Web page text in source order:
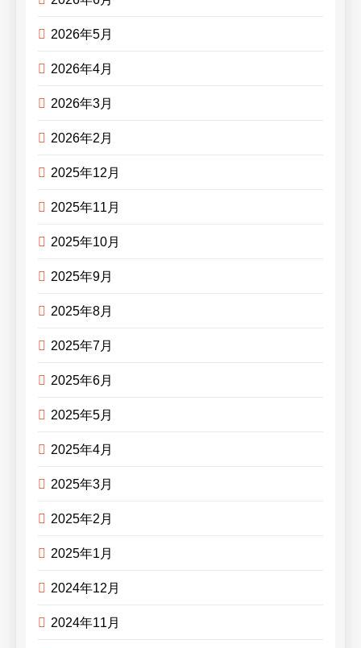
2026年5月
2026年4月
2026年3月
2026年2月
2025年12月
2025年11月
2025年10月
2025年9月
2025年8月
2025年7月
2025年6月
2025年5月
2025年4月
2025年3月
2025年2月
2025年1月
2024年12月
2024年11月